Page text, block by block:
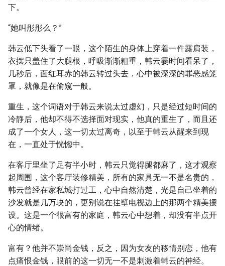
下。
“她叫彤彤么？”
韩云低下头看了一眼，这个陌生的身体上穿着一件露肩装，
衣摆只盖住了大腿根，呼吸渐渐粗重，韩云霎时间看呆了，
几秒后，面红耳赤的韩云转过头去，心中被深深的罪恶感笼
罩，就像是在偷窥一般。
重生，这个词语对于韩云来说太过虚幻，只是经过短时间的
冷静后，他却不得不选择面对现实，他真的重生了，而且还
成了一个女人，这一切太过离奇，以至于韩云从醒来到现
在，一直处于恍惚中。
在客厅里坐了足有半小时，韩云只觉得腿都麻了，这才观察
起周围，这个客厅装修精美，所有的家具无一不是名贵的，
韩云曾经在家私城打过工，心中自然清楚，光是自己坐着的
沙发就是几万块的，更别说在挂壁电视边上的那两个精美摆
设。这是一个很富有的家庭，韩云心中想着，却没有半点开
心的情绪。
富有？他并不崇尚金钱，反之，因为女友的移情别恋，他有
点痛恨金钱，眼前的这一切无一不是刺激着韩云的神经。